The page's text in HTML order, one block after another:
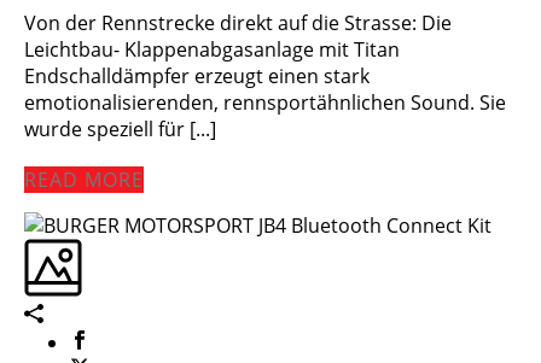
Von der Rennstrecke direkt auf die Strasse: Die
Leichtbau- Klappenabgasanlage mit Titan
Endschalldämpfer erzeugt einen stark
emotionalisierenden, rennsportähnlichen Sound. Sie
wurde speziell für [...]
READ MORE